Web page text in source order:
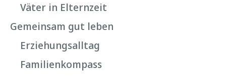
Väter in Elternzeit
Gemeinsam gut leben
Erziehungsalltag
Familienkompass